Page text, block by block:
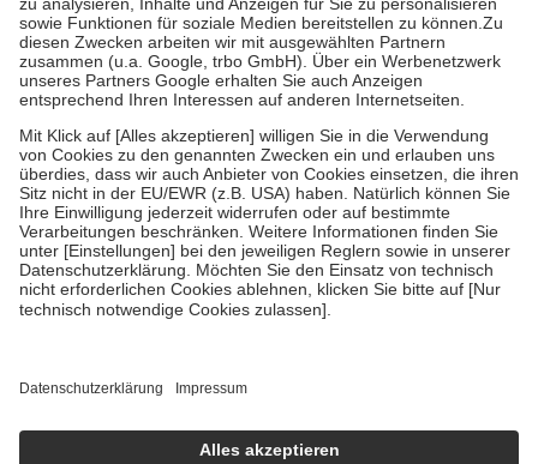
Bei Heilmitteln und häuslicher Krankenpflege beträgt die
Zuzahlung zehn Prozent der Kosten sowie zehn Euro je
Verordnung.
Um das Engagement der Versicherten für ihre eigene Gesundheit zu
stärken und die besondere Stellung der Familie zu unterstützen,
fallenkeine Zuzahlungenan bei:
• Kindern und Jugendlichen bis zum vollendeten 18. Lebensjahr
mit Ausnahme der Fahrkosten
• Untersuchungen zur Vorsorge und Früherkennung, die von der
GKV getragen werden
• empfohlenen Schutzimpfungen
• Harn- und Blutteststreifen
getroffen, um sicherzustellen, dass es sich um echte Bewertungen
https://help.etrusted.com/hc/de/articles/4419944605341